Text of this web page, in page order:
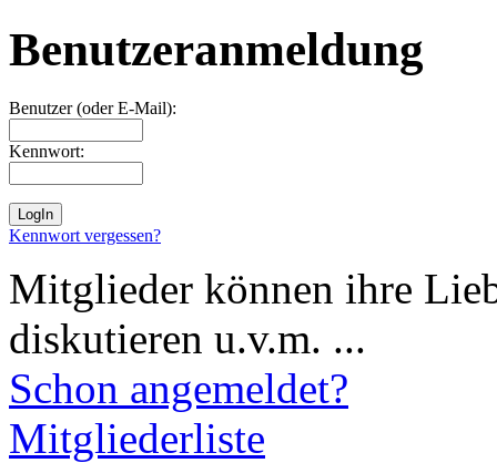
Benutzeranmeldung
Benutzer (oder E-Mail):
Kennwort:
Kennwort vergessen?
Mitglieder können ihre
diskutieren u.v.m. ...
Schon angemeldet?
Mitgliederliste